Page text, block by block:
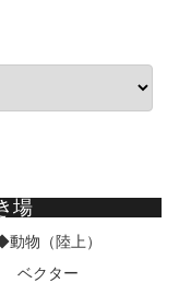
場
動物（陸上）
ベクター